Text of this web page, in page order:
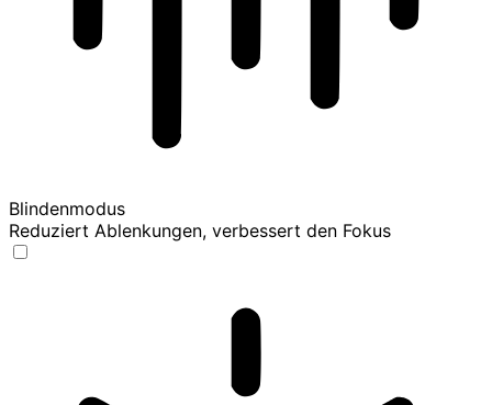
Blindenmodus
Reduziert Ablenkungen, verbessert den Fokus